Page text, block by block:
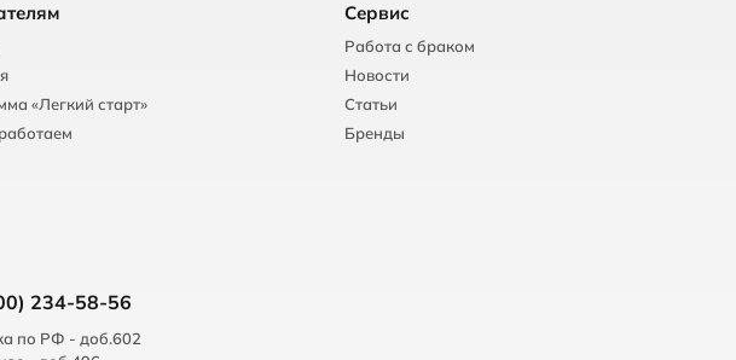
«Легкий старт»
Сервис
Работа с браком
Новости
Статьи
Бренды
234-58-56
по РФ - доб.602